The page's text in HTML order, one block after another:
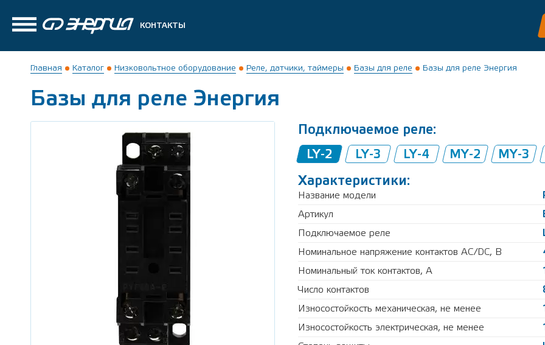
КОНТАКТЫ
Главная Каталог Низковольтное оборудование Реле, датчики, таймеры Базы для реле Базы для реле Энергия
Базы для реле Энергия
Подключаемое реле:
LY-2 LY-3 LY-4 MY-2 MY-3
Характеристики:
Название модели
Артикул
Подключаемое реле
Номинальное напряжение контактов AC/DC, В
Номинальный ток контактов, А
Число контактов
Износостойкость механическая, не менее
Износостойкость электрическая, не менее